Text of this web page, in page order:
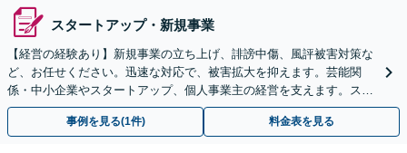
スタートアップ・新規事業
【経営の経験あり】新規事業の立ち上げ、誹謗中傷、風評被害対策な
ど、お任せください。迅速な対応で、被害拡大を抑えます。芸能関
係・中小企業やスタートアップ、個人事業主の経営を支えます。スポ
ット・顧問契約いずれも対応可。【表参道駅から徒歩3分】
事例を見る(1件) 料金表を見る